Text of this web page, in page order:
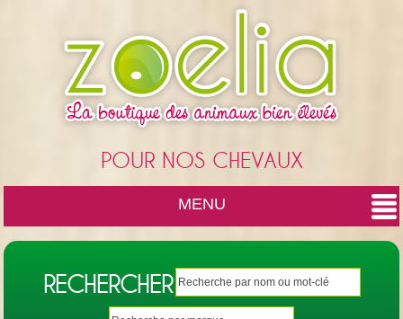
POUR NOS CHEVAUX
MENU
RECHERCHER